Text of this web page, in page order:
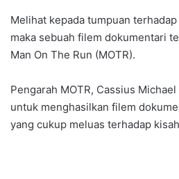
Melihat kepada tumpuan
maka sebuah filem dokumentari
Man On The Run (MOTR).
Pengarah MOTR, Cassius
untuk menghasilkan filem
yang cukup meluas terhadap